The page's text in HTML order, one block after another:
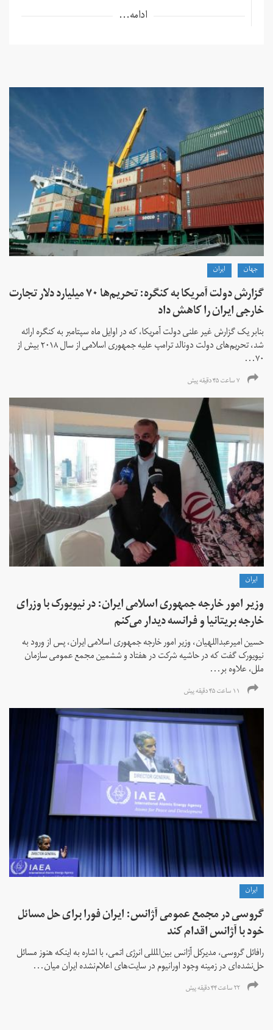
ادامه...
جهان ايران
گزارش دولت آمریکا به کنگره: تحریم‌ها ۷۰ میلیارد دلار تجارت
خارجی ایران را کاهش داد
بنابر یک گزارش غیر علنی دولت آمریکا، که در اوایل ماه سپتامبر به کنگره ارائه
شد، تحریم‌های دولت دونالد ترامپ علیه جمهوری اسلامی از سال ۲۰۱۸ بیش از
۷۰...
۷ ساعت ۴۵ دقیقه پیش
ايران
وزیر امور خارجه جمهوری اسلامی ایران: در نیویورک با وزرای
خارجه بریتانیا و فرانسه دیدار می‌کنم
حسین امیرعبداللهیان، وزیر امور خارجه جمهوری اسلامی ایران، پس از ورود به
نیویورک گفت که در حاشیه شرکت در هفتاد و ششمین مجمع عمومی سازمان
ملل، علاوه بر...
۱۱ ساعت ۴۵ دقیقه پیش
ايران
گروسی در مجمع عمومی آژانس: ایران فورا برای حل مسائل
خود با آژانس اقدام کند
رافائل گروسی، مدیرکل آژانس بین‌المللی انرژی اتمی، با اشاره به اینکه هنوز مسائل
حل‌نشده‌ای در زمینه وجود اورانیوم در سایت‌های اعلام‌نشده ایران میان...
۲۲ ساعت ۴۴ دقیقه پیش